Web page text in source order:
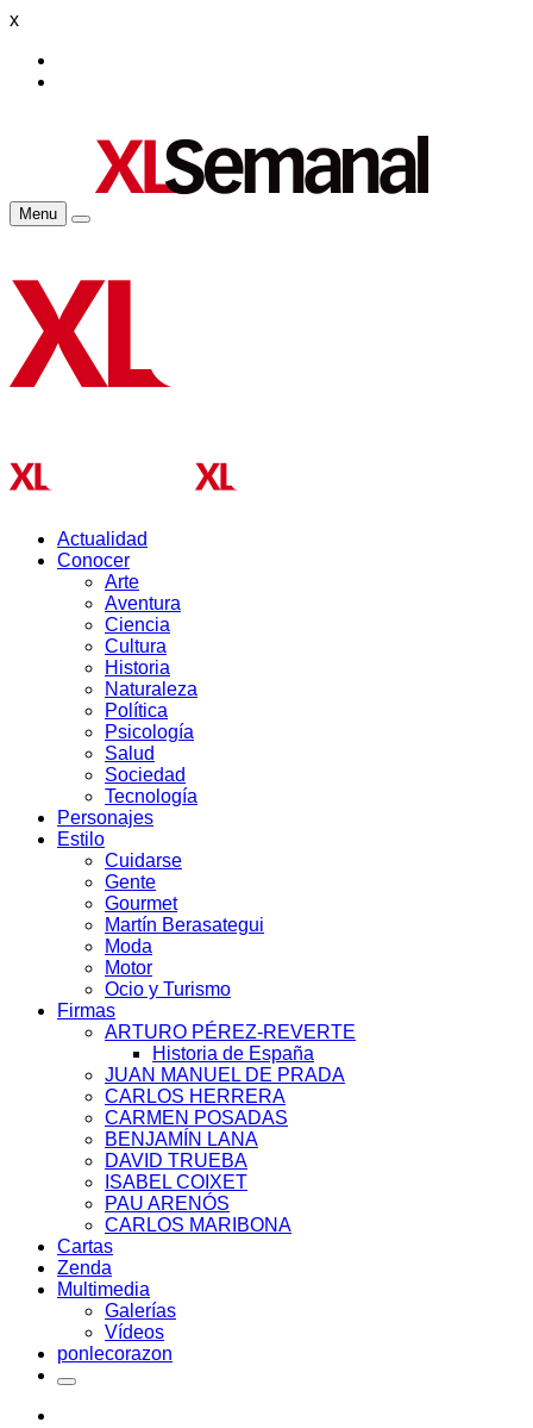
x
Menu
Actualidad
Conocer
Arte
Aventura
Ciencia
Cultura
Historia
Naturaleza
Política
Psicología
Salud
Sociedad
Tecnología
Personajes
Estilo
Cuidarse
Gente
Gourmet
Martín Berasategui
Moda
Motor
Ocio y Turismo
Firmas
ARTURO PÉREZ-REVERTE
Historia de España
JUAN MANUEL DE PRADA
CARLOS HERRERA
CARMEN POSADAS
BENJAMÍN LANA
DAVID TRUEBA
ISABEL COIXET
PAU ARENÓS
CARLOS MARIBONA
Cartas
Zenda
Multimedia
Galerías
Vídeos
ponlecorazon